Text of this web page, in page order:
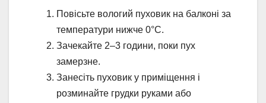
Повісьте вологий пуховик на балконі за
температури нижче 0°C.
Зачекайте 2–3 години, поки пух
замерзне.
Занесіть пуховик у приміщення і
розминайте грудки руками або